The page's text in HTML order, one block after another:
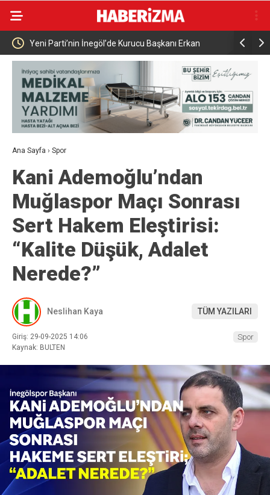
Elektrikli bisiklet ile uçuruma yuvarlandılar: 3 çocuk
yaralandı
Ana Sayfa › Spor
Kani Ademoğlu’ndan
Muğlaspor Maçı Sonrası
Sert Hakem Eleştirisi:
“Kalite Düşük, Adalet
Nerede?”
Neslihan Kaya TÜM YAZILARI
Giriş: 29-09-2025 14:06
Kaynak: BULTEN
Spor